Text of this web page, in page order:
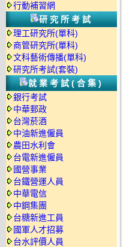
行動補習網
研究所考試
理工研究所(單科)
商管研究所(單科)
文科藝術傳播(單科)
研究所考試(套裝)
就業考試(合集)
銀行考試
中華郵政
台灣菸酒
中油新進僱員
農田水利會
台電新進僱員
國營事業
台鐵營運人員
中華電信
中鋼集團
台糖新進工員
國軍人才招募
台水評價人員